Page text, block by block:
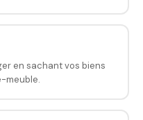
en sachant vos biens
meuble.